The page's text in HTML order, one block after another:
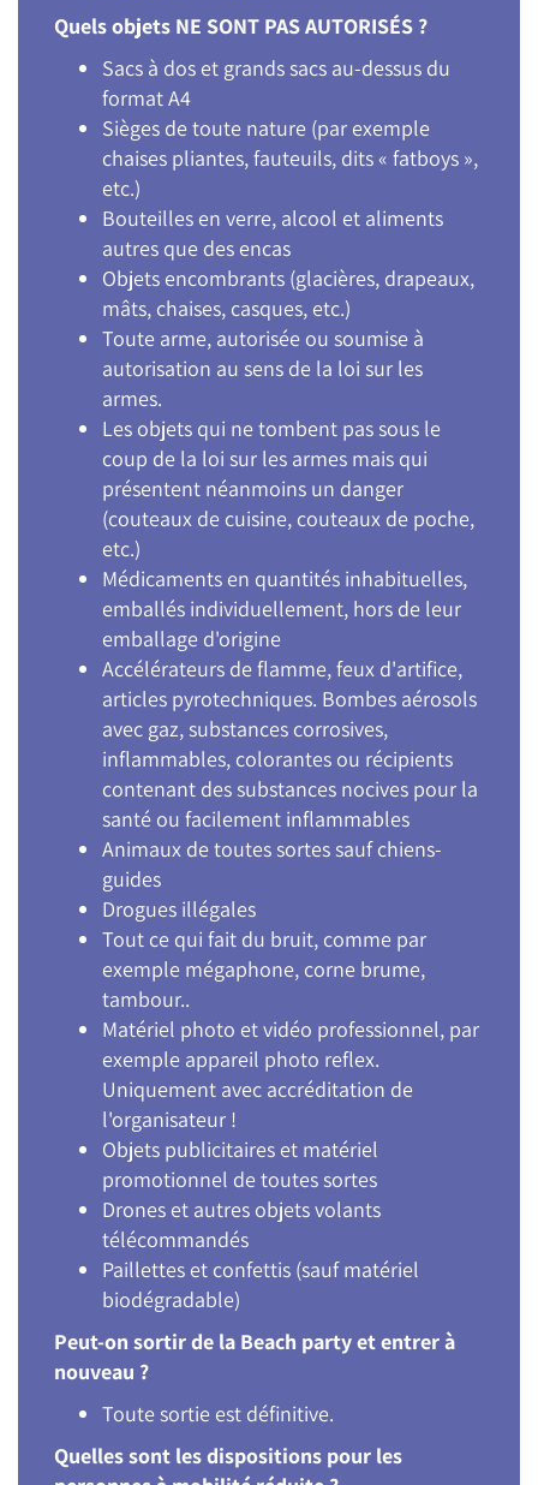
Quels objets NE SONT PAS AUTORISÉS ?
Sacs à dos et grands sacs au-dessus du
format A4
Sièges de toute nature (par exemple
chaises pliantes, fauteuils, dits « fatboys »,
etc.)
Bouteilles en verre, alcool et aliments
autres que des encas
Objets encombrants (glacières, drapeaux,
mâts, chaises, casques, etc.)
Toute arme, autorisée ou soumise à
autorisation au sens de la loi sur les
armes.
Les objets qui ne tombent pas sous le
coup de la loi sur les armes mais qui
présentent néanmoins un danger
(couteaux de cuisine, couteaux de poche,
etc.)
Médicaments en quantités inhabituelles,
emballés individuellement, hors de leur
emballage d'origine
Accélérateurs de flamme, feux d'artifice,
articles pyrotechniques. Bombes aérosols
avec gaz, substances corrosives,
inflammables, colorantes ou récipients
contenant des substances nocives pour la
santé ou facilement inflammables
Animaux de toutes sortes sauf chiens-
guides
Drogues illégales
Tout ce qui fait du bruit, comme par
exemple mégaphone, corne brume,
tambour..
Matériel photo et vidéo professionnel, par
exemple appareil photo reflex.
Uniquement avec accréditation de
l'organisateur !
Objets publicitaires et matériel
promotionnel de toutes sortes
Drones et autres objets volants
télécommandés
Paillettes et confettis (sauf matériel
biodégradable)
Peut-on sortir de la Beach party et entrer à
nouveau ?
Toute sortie est définitive.
Quelles sont les dispositions pour les